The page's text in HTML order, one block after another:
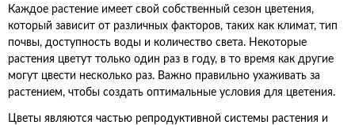
Каждое растение имеет свой собственный сезон цветения,
который зависит от различных факторов, таких как климат, тип
почвы, доступность воды и количество света. Некоторые
растения цветут только один раз в году, в то время как другие
могут цвести несколько раз. Важно правильно ухаживать за
растением, чтобы создать оптимальные условия для цветения.
Цветы являются частью репродуктивной системы растения и